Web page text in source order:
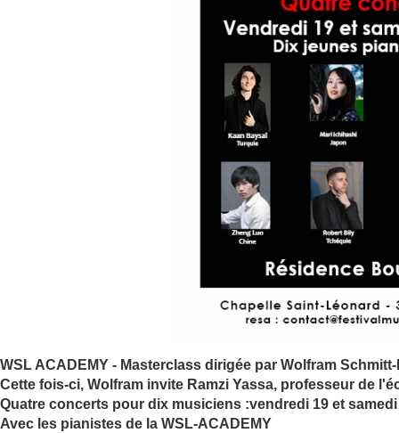
WSL ACADEMY - Masterclass dirigée par Wolfram
Cette fois-ci, Wolfram invite Ramzi Yassa, professeur de
Quatre concerts pour dix musiciens :vendredi 19 et
Avec les pianistes de la WSL-ACADEMY